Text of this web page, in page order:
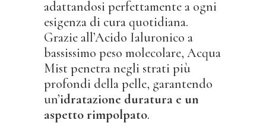
adattandosi perfettamente a ogni
esigenza di cura quotidiana.
Grazie all’Acido Ialuronico a
bassissimo peso molecolare, Acqua
Mist penetra negli strati più
profondi della pelle, garantendo
un’idratazione duratura e un
aspetto rimpolpato.